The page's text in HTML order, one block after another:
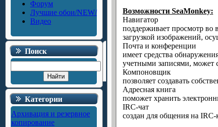
Форум
Лучшие обои/NEW/
Видео
Поиск
Категории
Архивация и резервное
копирование
Возможности SeaMonkey:
Навигатор
поддерживает просмотр во
загрузкой изображений,
Почта и конференции
имеет средства
учетными записями, может
Компоновщик
позволяет создавать
Адресная книга
поможет хранить
IRC-чат
создан для общения на IRC-